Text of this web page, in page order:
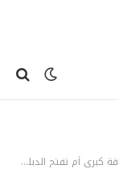
مغاليق هرمز؟ / محمد غزالة